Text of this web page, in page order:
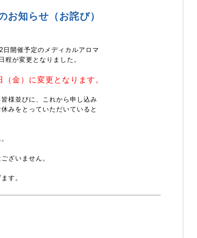
お知らせ（お詫び）
開催予定のメディカルアロマ
程が変更となりました。
金）に変更となります。
様並びに、これから申し込み
みをとっていただいていると
ざいません。
す。